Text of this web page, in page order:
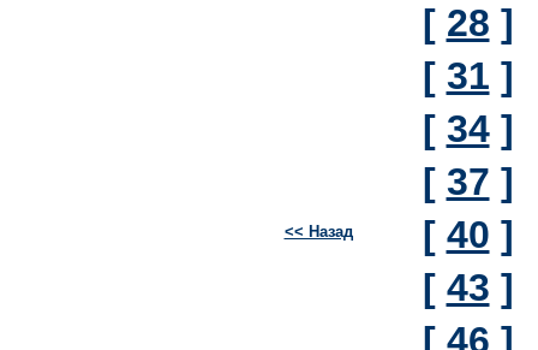
<< Назад
[ 28 ]
[ 31 ]
[ 34]
[ 37 ]
[ 40 ]
[ 43 ]
[ 46 ]